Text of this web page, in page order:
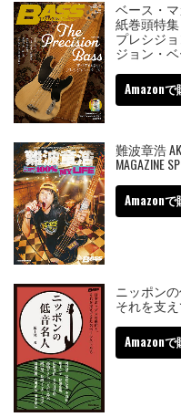
ベース・マ
紙巻頭特集
プレシジ
ジョン・
Amazon
難波章浩
MAGAZINE
Amazon
ニッポン
それを支
Amazon